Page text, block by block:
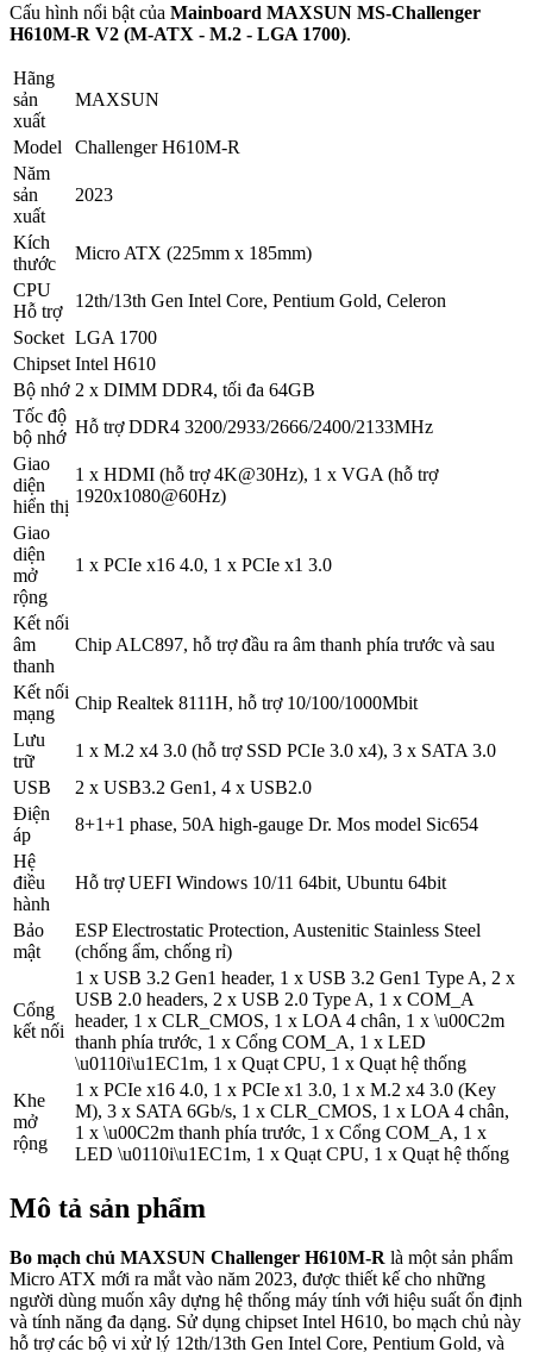
Cấu hình nổi bật của Mainboard MAXSUN MS-Challenger
H610M-R V2 (M-ATX - M.2 - LGA 1700).
Hãng
sản
xuất
MAXSUN
Model
Challenger H610M-R
Năm
sản
xuất
2023
Kích
thước
Micro ATX (225mm x 185mm)
CPU
Hỗ trợ
12th/13th Gen Intel Core, Pentium Gold, Celeron
Socket LGA 1700
Chipset Intel H610
Bộ nhớ 2 x DIMM DDR4, tối đa 64GB
Tốc độ
bộ nhớ
Hỗ trợ DDR4 3200/2933/2666/2400/2133MHz
Giao
diện
hiển thị
1 x HDMI (hỗ trợ 4K@30Hz), 1 x VGA (hỗ trợ
1920x1080@60Hz)
Giao
diện
mở
rộng
1 x PCIe x16 4.0, 1 x PCIe x1 3.0
Kết nối
âm
thanh
Chip ALC897, hỗ trợ đầu ra âm thanh phía trước và sau
Kết nối
mạng
Chip Realtek 8111H, hỗ trợ 10/100/1000Mbit
Lưu
trữ
1 x M.2 x4 3.0 (hỗ trợ SSD PCIe 3.0 x4), 3 x SATA 3.0
USB
2 x USB3.2 Gen1, 4 x USB2.0
Điện
áp
8+1+1 phase, 50A high-gauge Dr. Mos model Sic654
Hệ
điều
hành
Hỗ trợ UEFI Windows 10/11 64bit, Ubuntu 64bit
Bảo
mật
ESP Electrostatic Protection, Austenitic Stainless Steel
(chống ẩm, chống rỉ)
Cổng
kết nối
1 x USB 3.2 Gen1 header, 1 x USB 3.2 Gen1 Type A, 2 x
USB 2.0 headers, 2 x USB 2.0 Type A, 1 x COM_A
header, 1 x CLR_CMOS, 1 x LOA 4 chân, 1 x \u00C2m
thanh phía trước, 1 x Cổng COM_A, 1 x LED
\u0110i\u1EC1m, 1 x Quạt CPU, 1 x Quạt hệ thống
Khe
mở
rộng
1 x PCIe x16 4.0, 1 x PCIe x1 3.0, 1 x M.2 x4 3.0 (Key
M), 3 x SATA 6Gb/s, 1 x CLR_CMOS, 1 x LOA 4 chân,
1 x \u00C2m thanh phía trước, 1 x Cổng COM_A, 1 x
LED \u0110i\u1EC1m, 1 x Quạt CPU, 1 x Quạt hệ thống
Mô tả sản phẩm
Bo mạch chủ MAXSUN Challenger H610M-R là một sản phẩm
Micro ATX mới ra mắt vào năm 2023, được thiết kế cho những
người dùng muốn xây dựng hệ thống máy tính với hiệu suất ổn định
và tính năng đa dạng. Sử dụng chipset Intel H610, bo mạch chủ này
hỗ trợ các bộ vi xử lý 12th/13th Gen Intel Core, Pentium Gold, và